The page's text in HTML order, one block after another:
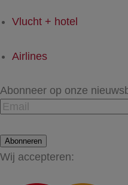
Vlucht + hotel
Airlines
Abonneer op onze
Abonneren
Wij accepteren: